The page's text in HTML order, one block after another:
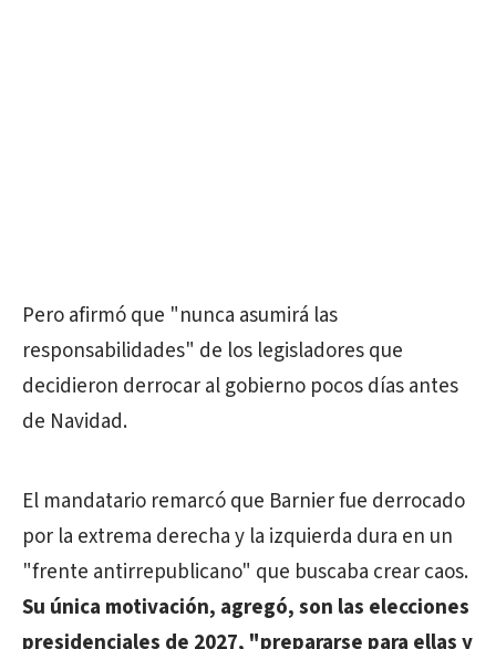
Pero afirmó que "nunca asumirá las
responsabilidades" de los legisladores que
decidieron derrocar al gobierno pocos días antes
de Navidad.
El mandatario remarcó que Barnier fue derrocado
por la extrema derecha y la izquierda dura en un
"frente antirrepublicano" que buscaba crear caos.
Su única motivación, agregó, son las elecciones
presidenciales de 2027, "prepararse para ellas y